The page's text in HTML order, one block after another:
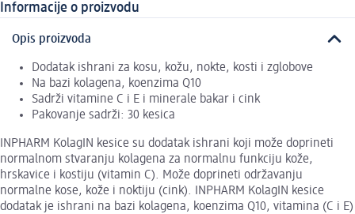
Informacije o proizvodu
Opis proizvoda
Dodatak ishrani za kosu, kožu, nokte, kosti i zglobove
Na bazi kolagena, koenzima Q10
Sadrži vitamine C i E i minerale bakar i cink
Pakovanje sadrži: 30 kesica
INPHARM KolagIN kesice su dodatak ishrani koji može doprineti
normalnom stvaranju kolagena za normalnu funkciju kože,
hrskavice i kostiju (vitamin C). Može doprineti održavanju
normalne kose, kože i noktiju (cink). INPHARM KolagIN kesice
dodatak je ishrani na bazi kolagena, koenzima Q10, vitamina (C i E)